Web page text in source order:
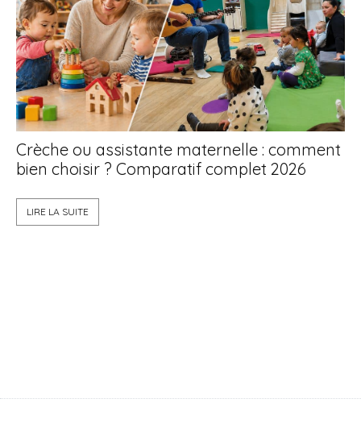
Crèche ou assistante maternelle : comment
bien choisir ? Comparatif complet 2026
LIRE LA SUITE